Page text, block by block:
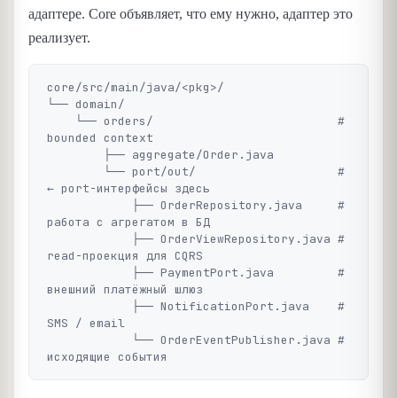
адаптере. Core объявляет, что ему нужно, адаптер это
реализует.
core/src/main/java/<pkg>/
└── domain/
bounded context
← port-интерфейсы здесь
работа с агрегатом в БД
read-проекция для CQRS
внешний платёжный шлюз
SMS / email